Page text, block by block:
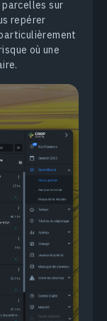
parcelles sur
repérer
où une